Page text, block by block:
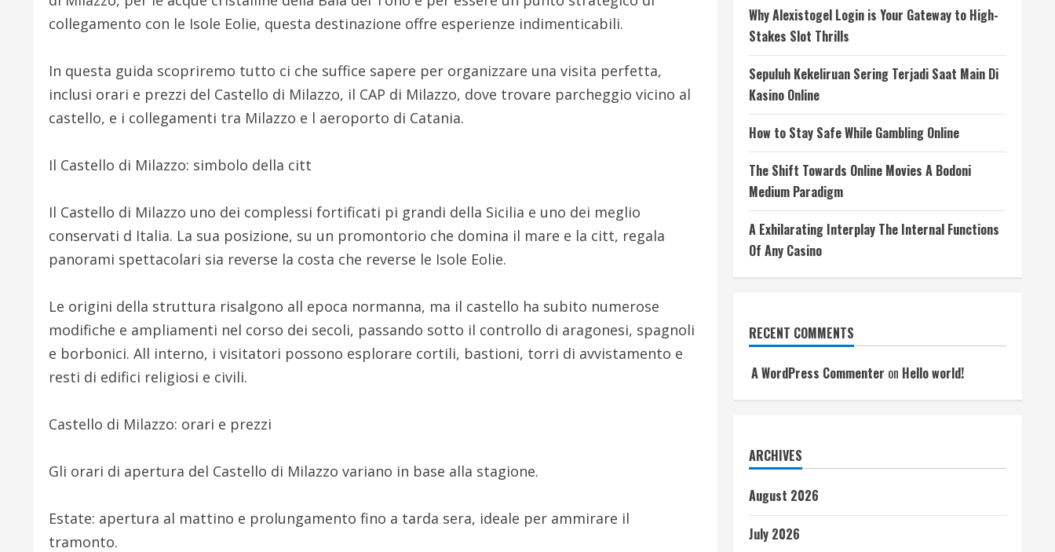
collegamento con le Isole Eolie, questa destinazione offre esperienze indimenticabili.
In questa guida scopriremo tutto ci che suffice sapere per organizzare una visita perfetta,
inclusi orari e prezzi del Castello di Milazzo, il CAP di Milazzo, dove trovare parcheggio vicino al
castello, e i collegamenti tra Milazzo e l aeroporto di Catania.
Il Castello di Milazzo: simbolo della citt
Il Castello di Milazzo uno dei complessi fortificati pi grandi della Sicilia e uno dei meglio
conservati d Italia. La sua posizione, su un promontorio che domina il mare e la citt, regala
panorami spettacolari sia reverse la costa che reverse le Isole Eolie.
Le origini della struttura risalgono all epoca normanna, ma il castello ha subito numerose
modifiche e ampliamenti nel corso dei secoli, passando sotto il controllo di aragonesi, spagnoli
e borbonici. All interno, i visitatori possono esplorare cortili, bastioni, torri di avvistamento e
resti di edifici religiosi e civili.
Castello di Milazzo: orari e prezzi
Gli orari di apertura del Castello di Milazzo variano in base alla stagione.
Estate: apertura al mattino e prolungamento fino a tarda sera, ideale per ammirare il
tramonto.
Why Alexistogel Login is Your Gateway to High-
Stakes Slot Thrills
Sepuluh Kekeliruan Sering Terjadi Saat Main Di
Kasino Online
How to Stay Safe While Gambling Online
The Shift Towards Online Movies A Bodoni
Medium Paradigm
A Exhilarating Interplay The Internal Functions
Of Any Casino
RECENT COMMENTS
A WordPress Commenter on Hello world!
ARCHIVES
August 2026
July 2026